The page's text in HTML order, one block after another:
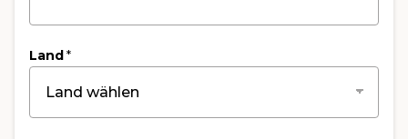
Land *